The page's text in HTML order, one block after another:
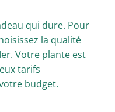
qui dure. Pour
la qualité
Votre plante est
tarifs
budget.